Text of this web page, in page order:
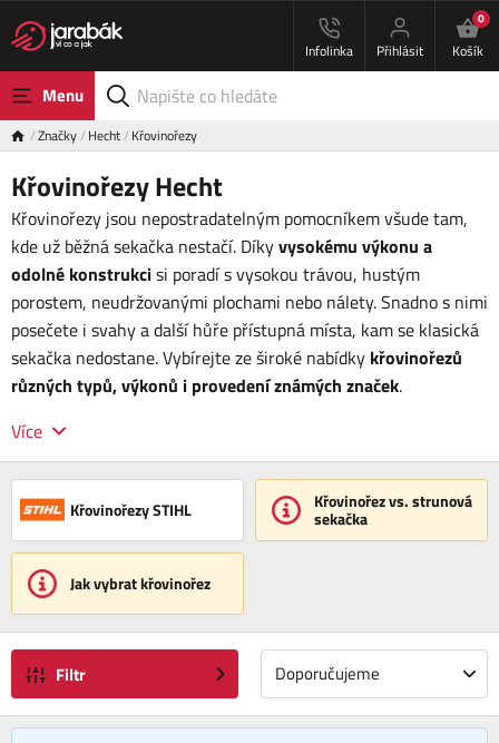
Infolinka Přihlásit
0
Košík
Menu
Značky Hecht Křovinořezy
Křovinořezy Hecht
Křovinořezy jsou nepostradatelným pomocníkem všude tam,
kde už běžná sekačka nestačí. Díkyvysokému výkonu a
odolné konstrukcisi poradí s vysokou trávou, hustým
porostem, neudržovanými plochami nebo nálety. Snadno s nimi
posečete i svahy a další hůře přístupná místa, kam se klasická
sekačka nedostane. Vybírejte ze široké nabídky křovinořezů
různých typů, výkonů i provedení známých značek.
Více
Křovinořezy STIHL Křovinořez vs. strunová
sekačka
Jak vybrat křovinořez
Filtr Doporučujeme